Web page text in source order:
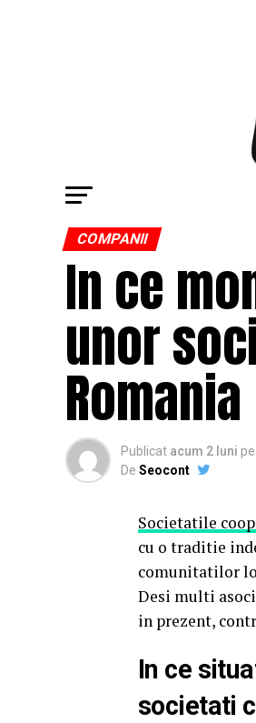
COMPANII
In ce
unor
Romania
Publicat acum 2 luni pe
De Seocont
Societatile
cu o traditie
comunitatilor
Desi multi
in prezent,
In ce
societati